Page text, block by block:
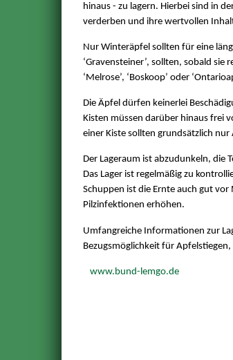
hinaus - zu lagern. Hierbei sind in
verderben und ihre wertvollen
Nur Winteräpfel sollten für eine
‘Gravensteiner’, sollten, sobald
‘Melrose’, ‘Boskoop’ oder
Die Äpfel dürfen keinerlei
Kisten müssen darüber hinaus frei
einer Kiste sollten grundsätzlich
Der Lageraum ist abzudunkeln, die
Das Lager ist regelmäßig zu
Schuppen ist die Ernte auch gut
Pilzinfektionen erhöhen.
Umfangreiche Informationen zur
Bezugsmöglichkeit für
www.bund-lemgo.de